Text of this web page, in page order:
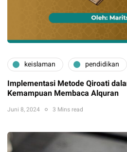
keislaman pendidikan
Implementasi Metode Qiroati
Kemampuan Membaca Alquran
Juni 8, 2024 3 Mins read